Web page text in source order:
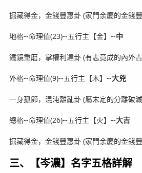
掘藏得金，金錢豐惠卦 (家門余慶的金錢
地格--命理值(23)--五行主【金】--中
鐵鏡重磨，掌權利達卦 (有志竟成的內外
外格--命理值(9)--五行主【木】--大兇
一身孤節，混沌離亂卦 (屬末定的分離破
總格--命理值(26)--五行主【火】--大吉
掘藏得金，金錢豐惠卦 (家門余慶的金錢
三、【岑濃】名字五格詳解